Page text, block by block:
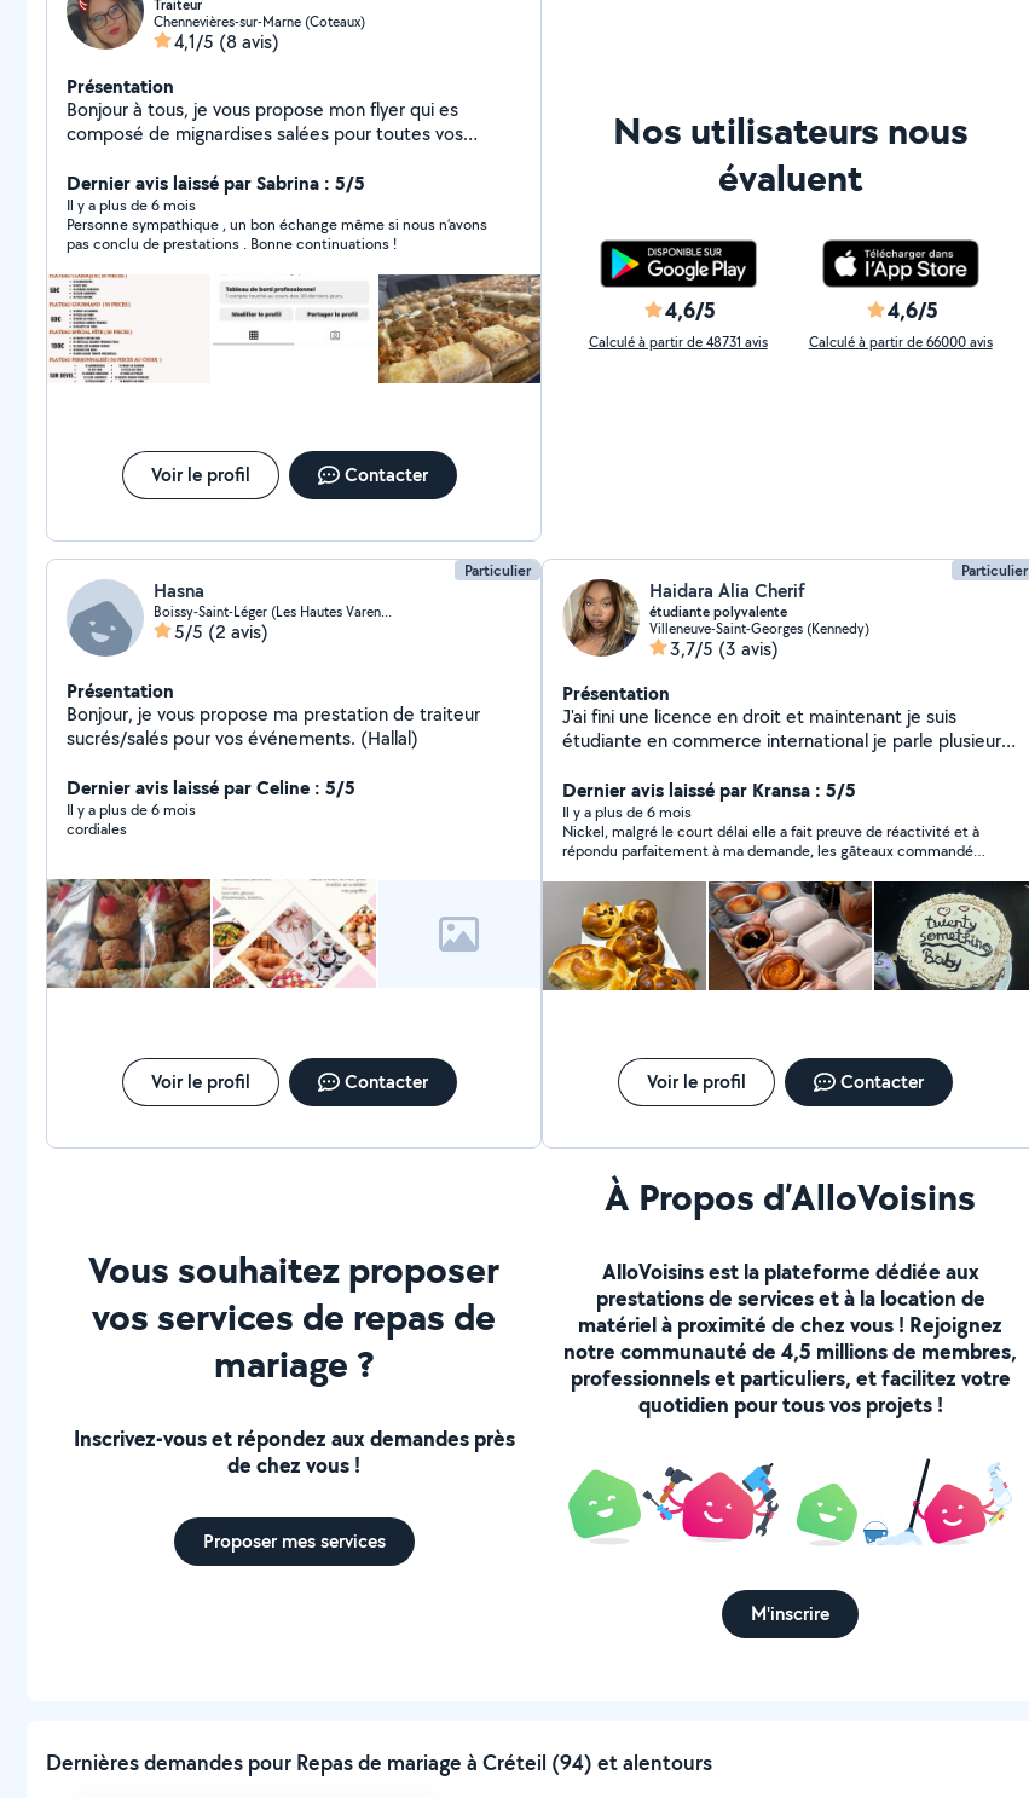
Traiteur
Chennevières-sur-Marne (Coteaux)
4,1/5 (8 avis)
Présentation
Bonjour à tous, je vous propose mon flyer qui es
composé de mignardises salées pour toutes vos
l'aïd etc ) N'hésitez pas à m'envoyer un message sur
mon Instagram pour plus d'info : Morgane_traiteur (
HALAL )
Dernier avis laissé par Sabrina : 5/5
Il y a plus de 6 mois
Personne sympathique , un bon échange même si nous n’avons
pas conclu de prestations . Bonne continuations !
Voir le profil Contacter
Nos utilisateurs nous
évaluent
4,6/5
Calculé à partir de 48731 avis
4,6/5
Calculé à partir de 66000 avis
Particulier
Hasna
Boissy-Saint-Léger (Les Hautes Varennes)
5/5 (2 avis)
Présentation
Bonjour, je vous propose ma prestation de traiteur
sucrés/salés pour vos événements. (Hallal)
Dernier avis laissé par Celine : 5/5
Il y a plus de 6 mois
cordiales
Voir le profil Contacter
Particulier
Haidara Alia Cherif
étudiante polyvalente
Villeneuve-Saint-Georges (Kennedy)
3,7/5 (3 avis)
Présentation
J'ai fini une licence en droit et maintenant je suis
étudiante en commerce international je parle plusieurs
des notions de portugais passionnée de mode ,beauté,
et cuisine je propose mes services en plusieurs
domaines: - aide aux devoirs et enseignement de
langue étrangères: Anglais, espagnol et Français. -
garde d'enfants de tout âges - cuisine /traiteur(plats
occidentaux /africains , mignardises, bento cakes et
pleins d'autres) - coiffure afro (hors coiffure nattes
collées). Pour plus d'informations concernant les
coiffures, n'hésitez pas à me contacter Pour toutes
Dernier avis laissé par Kransa : 5/5
Il y a plus de 6 mois
Nickel, malgré le court délai elle a fait preuve de réactivité et à
répondu parfaitement à ma demande, les gâteaux commandés
recommande que ce soit au niveau de ses productions, du
service et des tarifs .
Voir le profil Contacter
Vous souhaitez proposer
vos services de repas de
mariage ?
Inscrivez-vous et répondez aux demandes près
de chez vous !
Proposer mes services
À Propos d’AlloVoisins
AlloVoisins est la plateforme dédiée aux
prestations de services et à la location de
matériel à proximité de chez vous ! Rejoignez
notre communauté de 4,5 millions de membres,
professionnels et particuliers, et facilitez votre
quotidien pour tous vos projets !
M'inscrire
Dernières demandes pour Repas de mariage à Créteil (94) et alentours